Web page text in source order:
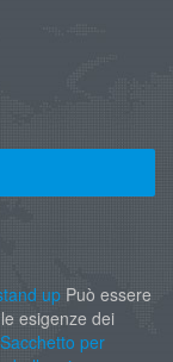
up Può essere
esigenze dei
Sacchetto per